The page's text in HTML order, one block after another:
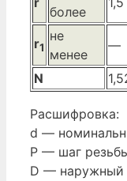
более
r1
не
менее
—
N
Расшифровка:
d —
P — шаг
D — наружный